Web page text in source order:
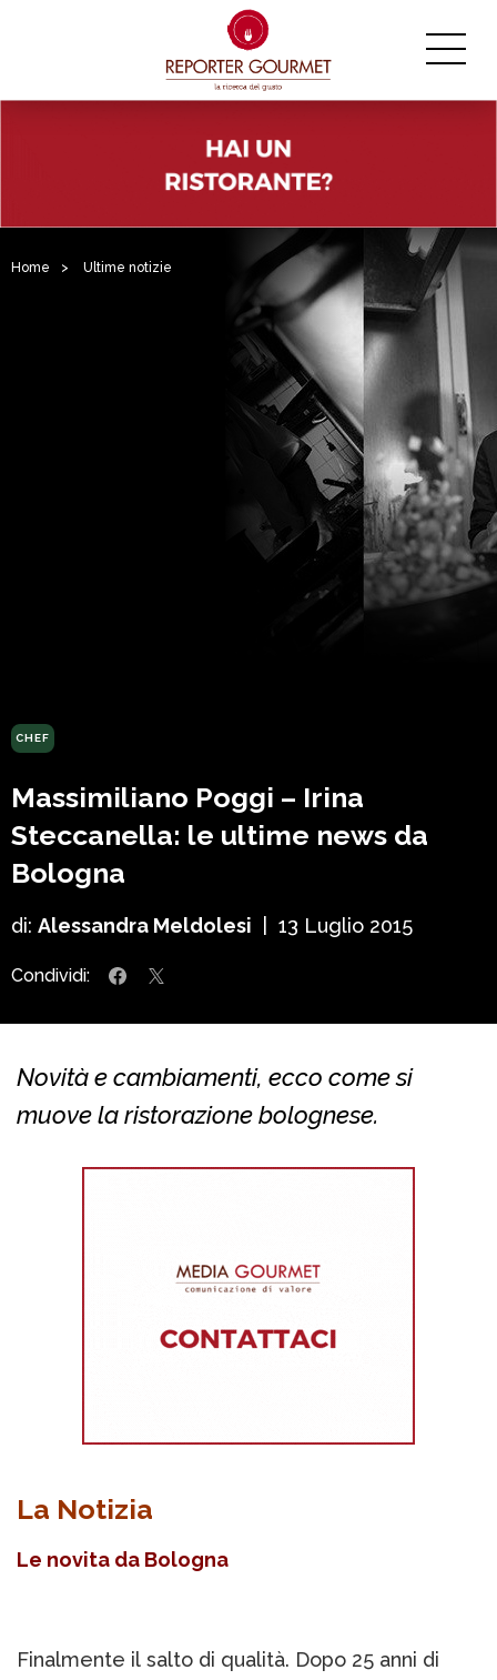
Home > Ultime notizie
CHEF
Massimiliano Poggi – Irina
Steccanella: le ultime news da
Bologna
di: Alessandra Meldolesi 13 Luglio 2015
Condividi:
Novità e cambiamenti, ecco come si
muove la ristorazione bolognese.
La Notizia
Le novita da Bologna
Finalmente il salto di qualità. Dopo 25 anni di